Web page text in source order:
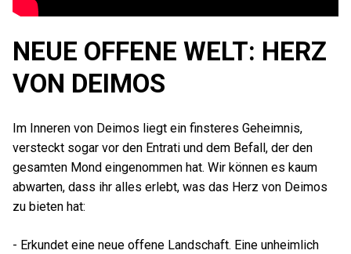
NEUE OFFENE WELT: HERZ
VON DEIMOS
Im Inneren von Deimos liegt ein finsteres Geheimnis,
versteckt sogar vor den Entrati und dem Befall, der den
gesamten Mond eingenommen hat. Wir können es kaum
abwarten, dass ihr alles erlebt, was das Herz von Deimos
zu bieten hat:
- Erkundet eine neue offene Landschaft. Eine unheimlich